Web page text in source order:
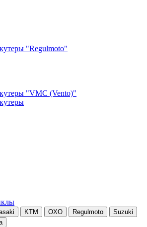
"Regulmoto"
"VMC (Vento)"
KTM OXO Regulmoto
Suzuki